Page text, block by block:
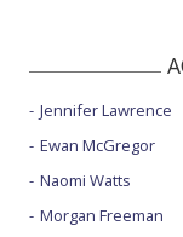
Jennifer Lawrence
Ewan McGregor
Naomi Watts
Morgan Freeman